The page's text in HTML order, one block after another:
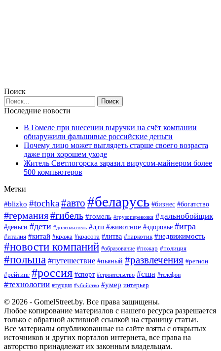
Поиск
Последние новости
В Гомеле при внесении выручки на счёт компании
обнаружили фальшивые российские деньги
Почему лицо может выглядеть старше своего возраста
даже при хорошем уходе
Житель Светлогорска заразил вирусом-майнером более
500 компьютеров
Метки
#blizko #tochka#авто #беларусь #бизнес #богатство
#германия#гибель #гомель #грузоперевозки #дальнобойщик
#деньги #дети #долгожитель #дтп #животное #здоровье #игра
#италия #китай #кража #красота #литва #наркотик #недвижимость
#новости компаний #образование #пожар #полиция
#польша #путешествие #пьяный #развлечения #регион
#рейтинг #россия #спорт #строительство #сша #телефон
#технологии #турция #убийство #умер интерьер
© 2026 - GomelStreet.by. Все права защищены.
Любое копирование материалов с нашего ресурса разрешается
только с обратной активной ссылкой на страницу статьи.
Все материалы опубликованные на сайте взяты с открытых
источников и других порталов интернета, все права на
авторство принадлежат их законным владельцам.